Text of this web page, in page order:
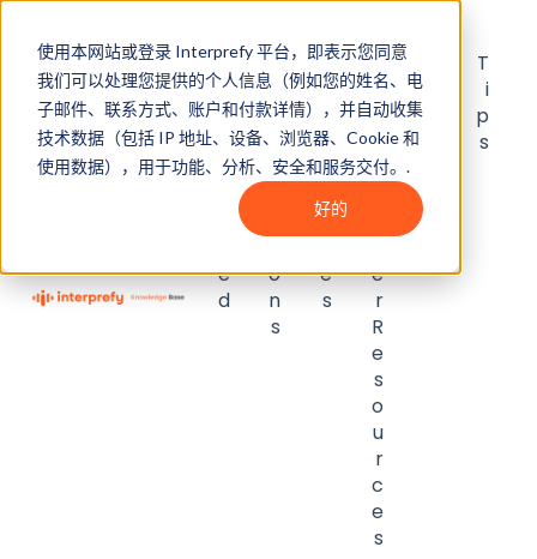
使用本网站或登录 Interprefy 平台，即表示您同意
我们可以处理您提供的个人信息（例如您的姓名、电
子邮件、联系方式、账户和付款详情），并自动收集
技术数据（包括 IP 地址、设备、浏览器、Cookie 和
使用数据），用于功能、分析、安全和服务交付。.
好的
G
e
t
S
t
e
d
I
n
t
e
g
o
n
s
U
s
e
r
g
u
e
s
I
n
t
e
p
e
r
R
e
s
o
u
r
c
e
s
Q
T
i
p
s